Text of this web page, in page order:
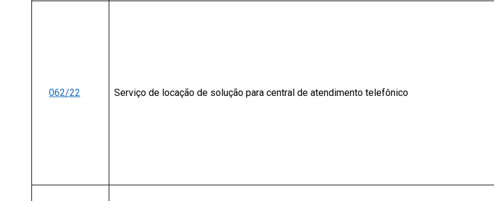
062/22 Serviço de locação de solução para central de atendimento telefônico